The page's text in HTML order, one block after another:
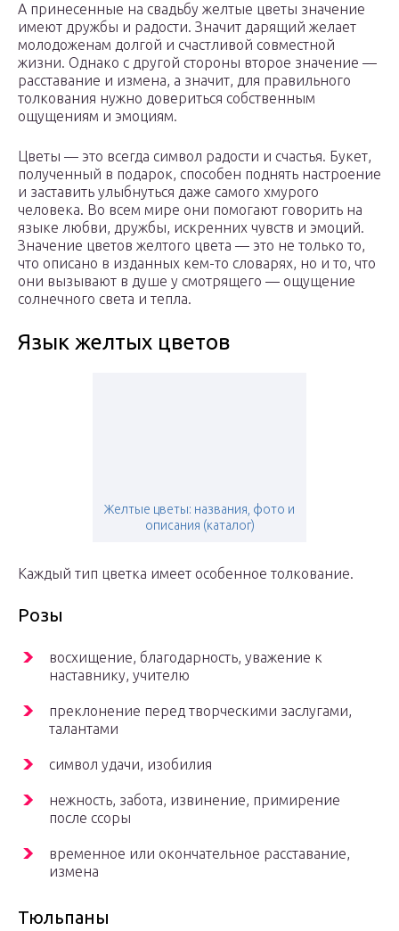
А принесенные на свадьбу желтые цветы значение
имеют дружбы и радости. Значит дарящий желает
молодоженам долгой и счастливой совместной
жизни. Однако с другой стороны второе значение —
расставание и измена, а значит, для правильного
толкования нужно довериться собственным
ощущениям и эмоциям.
Цветы — это всегда символ радости и счастья. Букет,
полученный в подарок, способен поднять настроение
и заставить улыбнуться даже самого хмурого
человека. Во всем мире они помогают говорить на
языке любви, дружбы, искренних чувств и эмоций.
Значение цветов желтого цвета — это не только то,
что описано в изданных кем-то словарях, но и то, что
они вызывают в душе у смотрящего — ощущение
солнечного света и тепла.
Язык желтых цветов
Желтые цветы: названия, фото и
описания (каталог)
Каждый тип цветка имеет особенное толкование.
Розы
восхищение, благодарность, уважение к
наставнику, учителю
преклонение перед творческими заслугами,
талантами
символ удачи, изобилия
нежность, забота, извинение, примирение
после ссоры
временное или окончательное расставание,
измена
Тюльпаны